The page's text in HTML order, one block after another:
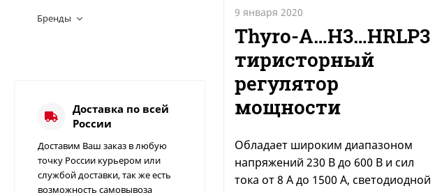
9 января 2020
Thyro-A…H3…HRLP3
тиристорный
регулятор
мощности
Обладает широким диапазоном
напряжений 230 В до 600 В и сил
тока от 8 A до 1500 A, светодиодной
Бренды
Доставка по всей
России
Доставим Ваш заказ в любую
точку России курьером или
службой доставки, так же есть
возможность самовывоза